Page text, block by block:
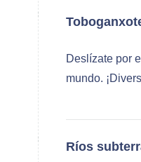
Deslízate por
mundo.
Ríos